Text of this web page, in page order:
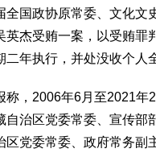
全国政协原常委、文化文
英杰受贿一案，以受贿罪
二年执行，并处没收个人
2006年6月至2021年2
自治区党委常委、宣传部
区党委常委、政府常务副